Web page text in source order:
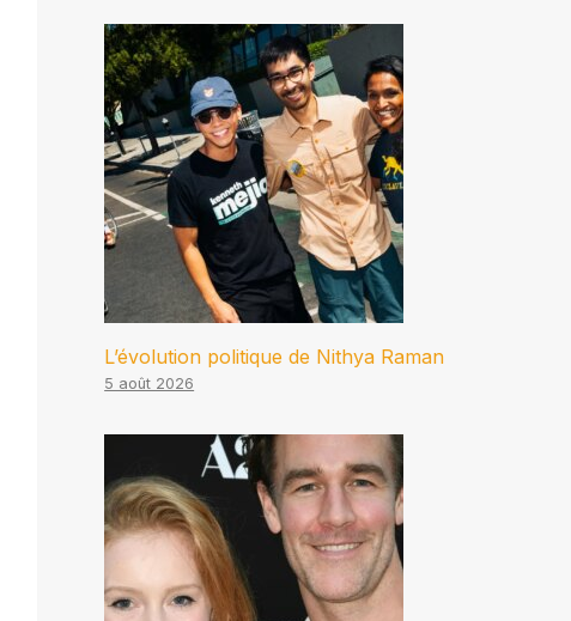
L’évolution politique de Nithya Raman
5 août 2026